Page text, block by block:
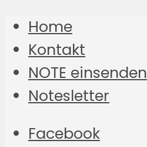
Home
Kontakt
NOTE einsenden
Notesletter
Facebook